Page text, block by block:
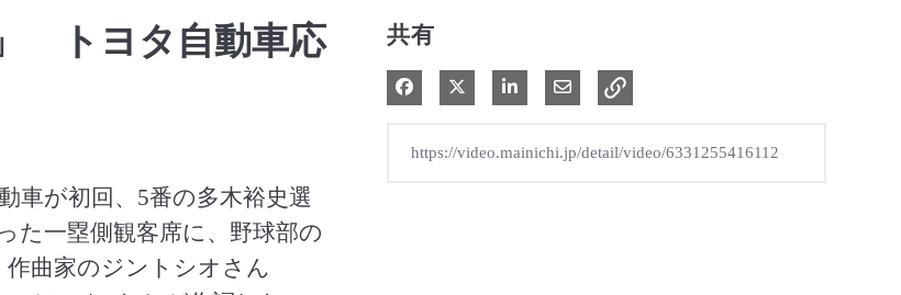
トヨタ自動車応
車が初回、5番の多木裕史選
た一塁側観客席に、野球部の
曲家のジントシオさん
共有
Facebook で共有
Xで共有する
LinkedIn で共有電子メールで共有